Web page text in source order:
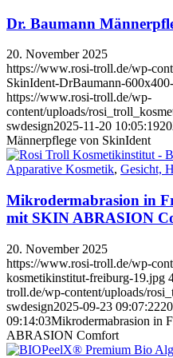
Dr. Baumann
20. November 2025
https://www.rosi-troll.de/wp-
SkinIdent-DrBaumann-
https://www.rosi-troll.de/wp-
content/uploads/
swdesign2025-11-20 10:05:19
Männerpflege von SkinIdent
Apparative Kosmetik, Gesicht,
Mikrodermabrasion in
mit SKIN ABRASION
20. November 2025
https://www.rosi-troll.de/wp-
kosmetikinstitut-freiburg-19.jpg
troll.de/wp-content/uploads/
swdesign2025-09-23 09:07:22
09:14:03Mikrodermabrasion in
ABRASION Comfort